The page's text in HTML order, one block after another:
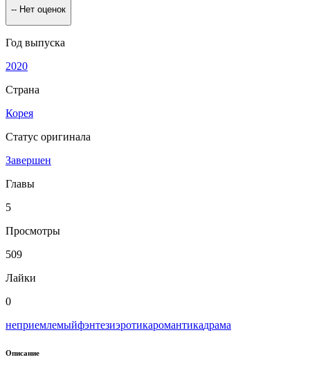
-- Нет оценок
Год выпуска
2020
Страна
Корея
Статус оригинала
Завершен
Главы
5
Просмотры
509
Лайки
0
неприемлемыйфэнтезиэротикаромантикадрама
Описание